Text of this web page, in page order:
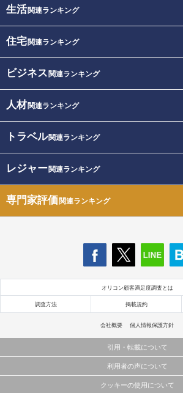
生活関連ランキング
住宅関連ランキング
ビジネス 関連ランキング
人材関連ランキング
トラベル関連ランキング
レジャー関連ランキング
専門家評価関連ランキング
オリコン顧客満足度調査とは
調査方法 掲載規約
会社概要 個人情報保護方針
引用・転載について
当サイトで公開されている情報（文字、写真、イラスト、画像
これらの情報を権利者の許可なく無断転載・複製などの二次利
利用者の声について
当サイトに掲載している内容はすべてサービスの利用者が提出
クッキーの使用について